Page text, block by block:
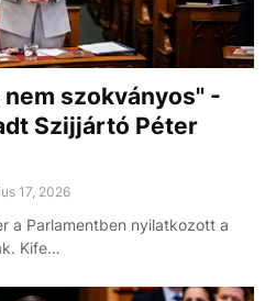
szokványos" -
Szijjártó Péter
17, 2026
a Parlamentben nyilatkozott a
Kife…